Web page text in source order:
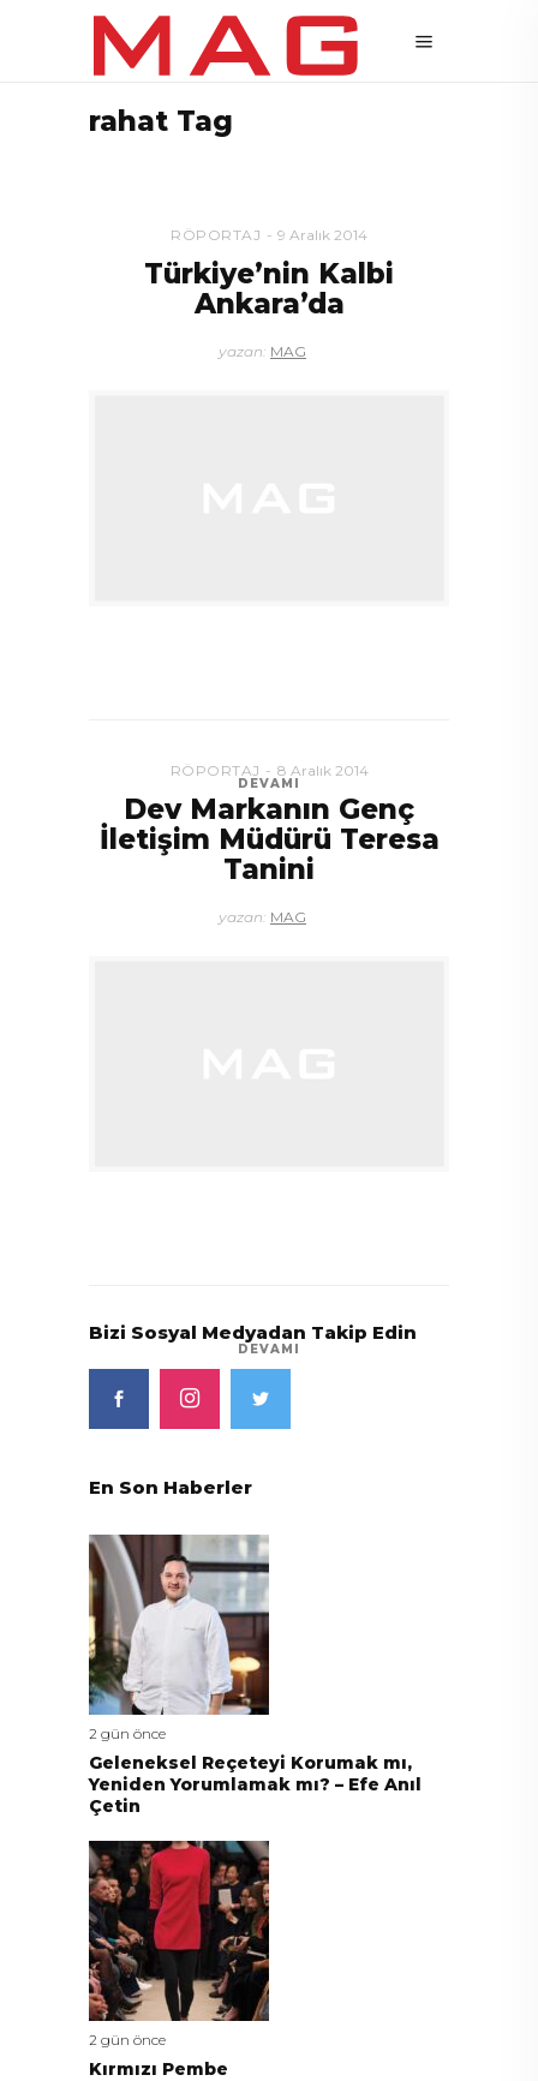
rahat Tag
RÖPORTAJ 9 Aralık 2014
Türkiye’nin Kalbi
Ankara’da
yazan: MAG
DEVAMI
RÖPORTAJ 8 Aralık 2014
Dev Markanın Genç
İletişim Müdürü Teresa
Tanini
yazan: MAG
DEVAMI
Bizi Sosyal Medyadan Takip Edin
En Son Haberler
2 gün önce
Geleneksel Reçeteyi Korumak mı,
Yeniden Yorumlamak mı? – Efe Anıl
Çetin
2 gün önce
Kırmızı Pembe